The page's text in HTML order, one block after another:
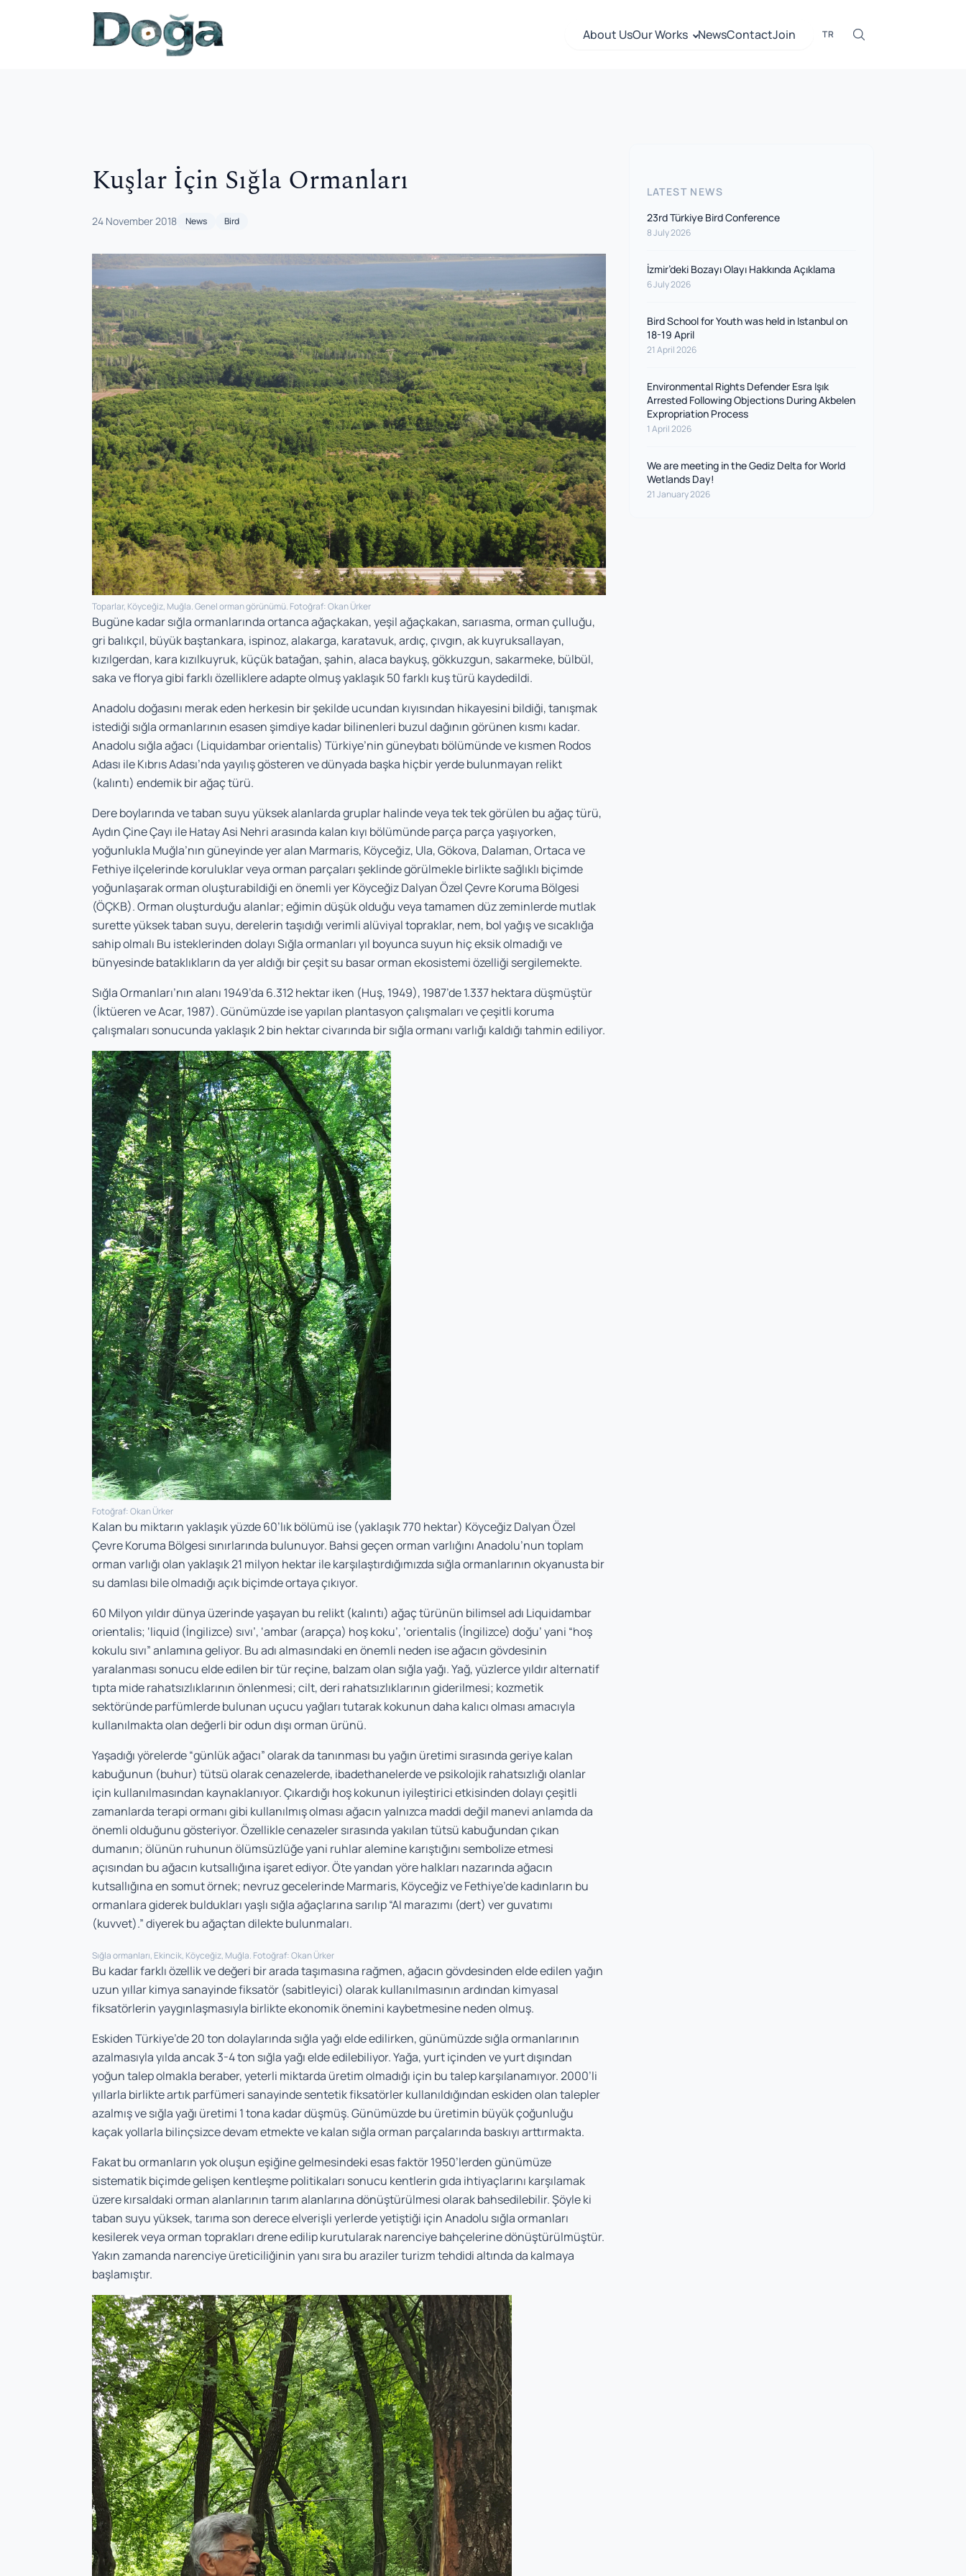
About UsOur Works NewsContactJoin TR
Kuşlar İçin Sığla Ormanları
24 November 2018 News Bird
Toparlar, Köyceğiz, Muğla. Genel orman görünümü. Fotoğraf: Okan Ürker
Bugüne kadar sığla ormanlarında ortanca ağaçkakan, yeşil ağaçkakan, sarıasma, orman çulluğu,
gri balıkçıl, büyük baştankara, ispinoz, alakarga, karatavuk, ardıç, çıvgın, ak kuyruksallayan,
kızılgerdan, kara kızılkuyruk, küçük batağan, şahin, alaca baykuş, gökkuzgun, sakarmeke, bülbül,
saka ve florya gibi farklı özelliklere adapte olmuş yaklaşık 50 farklı kuş türü kaydedildi.
Anadolu doğasını merak eden herkesin bir şekilde ucundan kıyısından hikayesini bildiği, tanışmak
istediği sığla ormanlarının esasen şimdiye kadar bilinenleri buzul dağının görünen kısmı kadar.
Anadolu sığla ağacı (Liquidambar orientalis) Türkiye’nin güneybatı bölümünde ve kısmen Rodos
Adası ile Kıbrıs Adası’nda yayılış gösteren ve dünyada başka hiçbir yerde bulunmayan relikt
(kalıntı) endemik bir ağaç türü.
Dere boylarında ve taban suyu yüksek alanlarda gruplar halinde veya tek tek görülen bu ağaç türü,
Aydın Çine Çayı ile Hatay Asi Nehri arasında kalan kıyı bölümünde parça parça yaşıyorken,
yoğunlukla Muğla’nın güneyinde yer alan Marmaris, Köyceğiz, Ula, Gökova, Dalaman, Ortaca ve
Fethiye ilçelerinde koruluklar veya orman parçaları şeklinde görülmekle birlikte sağlıklı biçimde
yoğunlaşarak orman oluşturabildiği en önemli yer Köyceğiz Dalyan Özel Çevre Koruma Bölgesi
(ÖÇKB). Orman oluşturduğu alanlar; eğimin düşük olduğu veya tamamen düz zeminlerde mutlak
surette yüksek taban suyu, derelerin taşıdığı verimli alüviyal topraklar, nem, bol yağış ve sıcaklığa
sahip olmalı Bu isteklerinden dolayı Sığla ormanları yıl boyunca suyun hiç eksik olmadığı ve
bünyesinde bataklıkların da yer aldığı bir çeşit su basar orman ekosistemi özelliği sergilemekte.
Sığla Ormanları’nın alanı 1949’da 6.312 hektar iken (Huş, 1949), 1987’de 1.337 hektara düşmüştür
(İktüeren ve Acar, 1987). Günümüzde ise yapılan plantasyon çalışmaları ve çeşitli koruma
çalışmaları sonucunda yaklaşık 2 bin hektar civarında bir sığla ormanı varlığı kaldığı tahmin ediliyor.
Fotoğraf: Okan Ürker
Kalan bu miktarın yaklaşık yüzde 60’lık bölümü ise (yaklaşık 770 hektar) Köyceğiz Dalyan Özel
Çevre Koruma Bölgesi sınırlarında bulunuyor. Bahsi ge­çen orman varlığını Anadolu’nun toplam
orman varlığı olan yaklaşık 21 milyon hektar ile karşılaştır­dığımızda sığla ormanlarının okyanusta bir
su dam­lası bile olmadığı açık biçimde ortaya çıkıyor.
60 Milyon yıldır dünya üzerinde yaşayan bu relikt (kalıntı) ağaç türünün bilimsel adı Liquidambar
orientalis; ‘liquid (İngilizce) sıvı’, ‘ambar (arapça) hoş koku’, ‘orientalis (İngilizce) doğu’ yani “hoş
kokulu sıvı” anlamına geliyor. Bu adı almasındaki en önem­li neden ise ağacın gövdesinin
yaralanması sonucu elde edilen bir tür reçine, balzam olan sığla yağı. Yağ, yüzlerce yıldır alternatif
tıpta mide rahatsızlık­larının önlenmesi; cilt, deri rahatsızlıklarının gide­rilmesi; kozmetik
sektöründe parfümlerde bulunan uçucu yağları tutarak kokunun daha kalıcı olması amacıy­la
kullanılmakta olan değerli bir odun dışı orman ürünü.
Yaşadığı yörelerde “günlük ağacı” olarak da tanın­ması bu yağın üretimi sırasında geriye kalan
kabuğunun (buhur) tütsü olarak cenazelerde, iba­dethanelerde ve psikolojik rahatsızlığı olanlar
için kullanılmasından kaynaklanıyor. Çıkardığı hoş ko­kunun iyileştirici etkisinden dolayı çeşitli
zaman­larda terapi ormanı gibi kullanılmış olması ağacın yalnızca maddi değil manevi anlamda da
önemli olduğunu gösteriyor. Özellikle cenazeler sırasında yakılan tütsü kabuğundan çıkan
dumanın; ölünün ruhunun ölümsüzlüğe yani ruhlar alemine karıştı­ğını sembolize etmesi
açısından bu ağacın kutsal­lığına işaret ediyor. Öte yandan yöre halkları naza­rında ağacın
kutsallığına en somut örnek; nevruz gecelerinde Marmaris, Köyceğiz ve Fethiye’de ka­dınların bu
ormanlara giderek buldukları yaşlı sığla ağaçlarına sarılıp “Al marazımı (dert) ver guvatımı
(kuvvet).” diyerek bu ağaçtan dilekte bulunmaları.
Sığla ormanları, Ekincik, Köyceğiz, Muğla. Fotoğraf: Okan Ürker
Bu kadar farklı özellik ve değeri bir arada taşıma­sına rağmen, ağacın gövdesinden elde edilen ya­ğın
uzun yıllar kimya sanayinde fiksatör (sabitleyici) olarak kullanılmasının ardından kimyasal
fiksatörlerin yaygınlaşmasıyla birlikte ekonomik önemini kaybetmesine neden olmuş.
Eskiden Türkiye’de 20 ton dolaylarında sığla yağı elde edilirken, günümüzde sığla ormanlarının
azalmasıyla yılda ancak 3-4 ton sığla yağı elde edilebili­yor. Yağa, yurt içinden ve yurt dışından
yoğun talep olmakla beraber, yeterli miktarda üretim olmadığı için bu talep karşılanamıyor. 2000’li
yıllarla birlikte artık parfümeri sanayinde sentetik fiksatörler kul­lanıldığından eskiden olan talepler
azalmış ve sığla yağı üretimi 1 tona kadar düşmüş. Günümüzde bu üretimin büyük çoğunluğu
kaçak yollarla bilinçsizce devam etmekte ve kalan sığla orman parçalarında baskıyı arttırmakta.
Fakat bu ormanların yok oluşun eşiğine gelmesin­deki esas faktör 1950’lerden günümüze
sistematik biçimde gelişen kentleşme politikaları sonucu kent­lerin gıda ihtiyaçlarını karşılamak
üzere kırsaldaki orman alanlarının tarım alanlarına dönüştürülmesi olarak bahsedilebilir. Şöyle ki
taban suyu yüksek, tarıma son derece elverişli yerlerde yetiştiği için Anadolu sığla ormanları
kesilerek veya orman toprakları drene edilip kurutularak narenciye bahçele­rine dönüştürülmüştür.
Yakın zamanda narenciye üreticiliğinin yanı sıra bu araziler turizm tehdidi al­tında da kalmaya
başlamıştır.
LATEST NEWS
23rd Türkiye Bird Conference
8 July 2026
İzmir’deki Bozayı Olayı Hakkında Açıklama
6 July 2026
Bird School for Youth was held in Istanbul on
18-19 April
21 April 2026
Environmental Rights Defender Esra Işık
Arrested Following Objections During Akbelen
Expropriation Process
1 April 2026
We are meeting in the Gediz Delta for World
Wetlands Day!
21 January 2026